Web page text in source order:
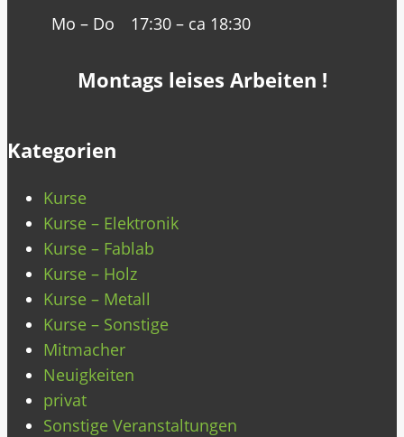
Mo – Do 17:30 – ca 18:30
Montags leises Arbeiten !
Kategorien
Kurse
Kurse – Elektronik
Kurse – Fablab
Kurse – Holz
Kurse – Metall
Kurse – Sonstige
Mitmacher
Neuigkeiten
privat
Sonstige Veranstaltungen